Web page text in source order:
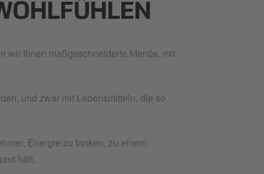
wir Ihnen maßgeschneiderte Menüs, mit
und zwar mit Lebensmitteln, die so
Energie zu tanken, zu einem
hält.